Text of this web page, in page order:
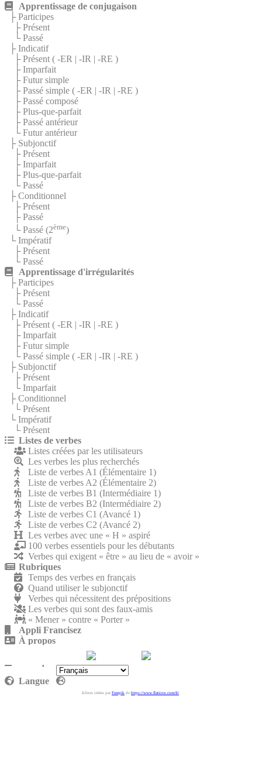
Apprentissage de conjugaison
├ Participes
├ Présent
└ Passé
├ Indicatif
├ Présent ( -ER | -IR | -RE )
├ Imparfait
├ Futur simple
├ Passé simple ( -ER | -IR | -RE )
├ Passé composé
├ Plus-que-parfait
├ Passé antérieur
└ Futur antérieur
├ Subjonctif
├ Présent
├ Imparfait
├ Plus-que-parfait
└ Passé
├ Conditionnel
├ Présent
├ Passé
└ Passé (2ème)
└ Impératif
├ Présent
└ Passé
Apprentissage d'irrégularités
├ Participes
├ Présent
└ Passé
├ Indicatif
├ Présent ( -ER | -IR | -RE )
├ Imparfait
├ Futur simple
└ Passé simple ( -ER | -IR | -RE )
├ Subjonctif
├ Présent
└ Imparfait
├ Conditionnel
└ Présent
└ Impératif
└ Présent
Listes de verbes
Listes créées par les utilisateurs
Les verbes les plus recherchés
Liste de verbes A1 (Élémentaire 1)
Liste de verbes A2 (Élémentaire 2)
Liste de verbes B1 (Intermédiaire 1)
Liste de verbes B2 (Intermédiaire 2)
Liste de verbes C1 (Avancé 1)
Liste de verbes C2 (Avancé 2)
Les verbes avec une « H » aspiré
100 verbes essentiels pour les débutants
Verbes qui exigent « être » au lieu de « avoir »
Rubriques
Temps des verbes en français
Quand utiliser le subjonctif
Verbes qui nécessitent des prépositions
Les verbes qui sont des faux-amis
« Mener » contre « Porter »
Appli Francisez
À propos
Politique de confidentialité
Langue
Icônes créées par Freepik de https://www.flaticon.com/fr/.